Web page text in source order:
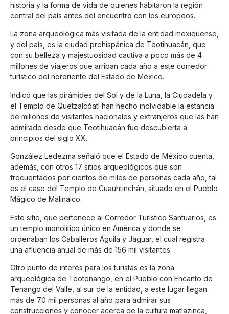
historia y la forma de vida de quienes habitaron la región
central del país antes del encuentro con los europeos.
La zona arqueológica más visitada de la entidad mexiquense,
y del país, es la ciudad prehispánica de Teotihuacán, que
con su belleza y majestuosidad cautiva a poco más de 4
millones de viajeros que arriban cada año a este corredor
turístico del nororiente del Estado de México.
Indicó que las pirámides del Sol y de la Luna, la Ciudadela y
el Templo de Quetzalcóatl han hecho inolvidable la estancia
de millones de visitantes nacionales y extranjeros que las han
admirado desde que Teotihuacán fue descubierta a
principios del siglo XX.
González Ledezma señaló que el Estado de México cuenta,
además, con otros 17 sitios arqueológicos que son
frecuentados por cientos de miles de personas cada año, tal
es el caso del Templo de Cuauhtinchán, situado en el Pueblo
Mágico de Malinalco.
Este sitio, que pertenece al Corredor Turístico Santuarios, es
un templo monolítico único en América y donde se
ordenaban los Caballeros Águila y Jaguar, el cual registra
una afluencia anual de más de 156 mil visitantes.
Otro punto de interés para los turistas es la zona
arqueológica de Teotenango, en el Pueblo con Encanto de
Tenango del Valle, al sur de la entidad, a este lugar llegan
más de 70 mil personas al año para admirar sus
construcciones y conocer acerca de la cultura matlazinca,